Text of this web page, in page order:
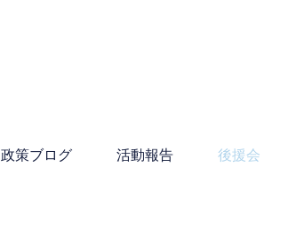
政策ブログ 活動報告 後援会